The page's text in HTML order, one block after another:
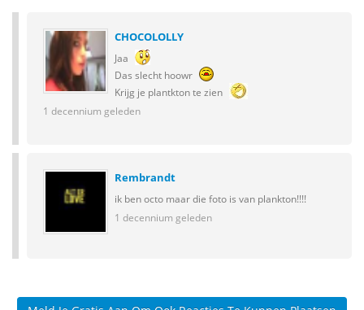
CHOCOLOLLY
Jaa
Das slecht hoowr
Krijg je plantkton te zien
1 decennium geleden
Rembrandt
ik ben octo maar die foto is van plankton!!!!
1 decennium geleden